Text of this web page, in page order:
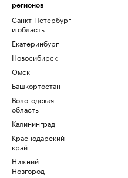
регионов
Санкт-Петербург
и область
Екатеринбург
Новосибирск
Омск
Башкортостан
Вологодская
область
Калининград
Краснодарский
край
Нижний
Новгород